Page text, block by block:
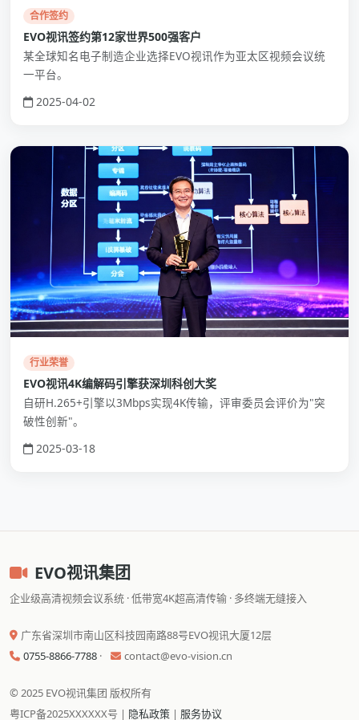
合作签约
EVO视讯签约第12家世界500强客户
某全球知名电子制造企业选择EVO视讯作为亚太区视频会议统
一平台。
2025-04-02
行业荣誉
EVO视讯4K编解码引擎获深圳科创大奖
自研H.265+引擎以3Mbps实现4K传输，评审委员会评价为"突
破性创新"。
2025-03-18
EVO视讯集团
企业级高清视频会议系统 · 低带宽4K超高清传输 · 多终端无缝接入
广东省深圳市南山区科技园南路88号EVO视讯大厦12层
0755-8866-7788 · contact@evo-vision.cn
© 2025 EVO视讯集团 版权所有
粤ICP备2025XXXXXX号 | 隐私政策 | 服务协议